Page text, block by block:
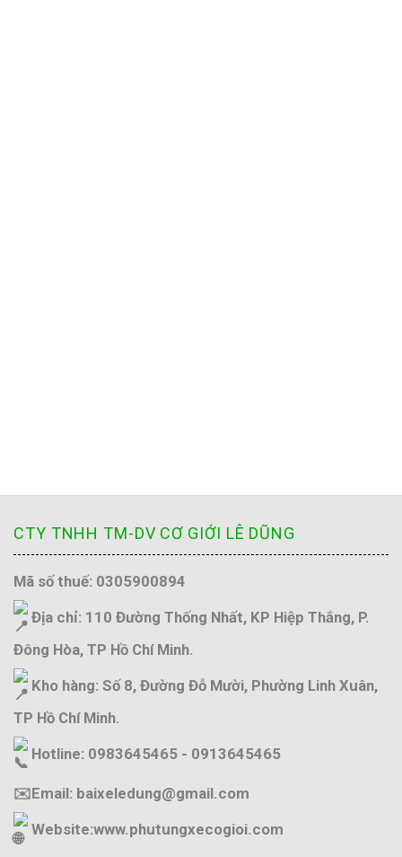
CTY TNHH TM-DV CƠ GIỚI LÊ DŨNG
Mã số thuế: 0305900894
Địa chỉ: 110 Đường Thống Nhất, KP Hiệp Thắng, P.
Đông Hòa, TP Hồ Chí Minh.
Kho hàng: Số 8, Đường Đỗ Mười, Phường Linh Xuân,
TP Hồ Chí Minh.
Hotline: 0983645465 - 0913645465
✉️Email: baixeledung@gmail.com
Website:www.phutungxecogioi.com